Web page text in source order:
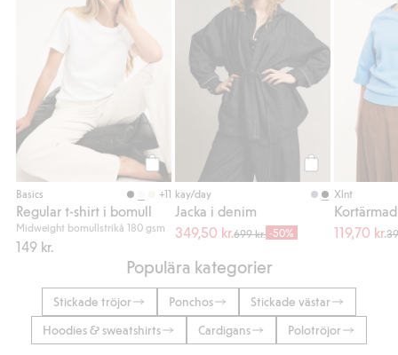
Köp
Basics +11
Regular t-shirt i bomull
Midweight bomullstrikå 180 gsm
149 kr.
Köp
kay/day
Jacka i denim
349,50 kr.699 kr. -50%
Xlnt
119,70 kr.
Populära kategorier
Stickade tröjor Ponchos
Stickade västar
Hoodies & sweatshirts
Cardigans Polotröjor